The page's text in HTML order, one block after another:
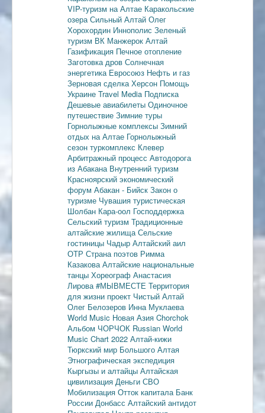
VIP-туризм на Алтае Каракольские
озера Сильный Алтай Олег
Хорохордин Иннополис Зеленый
туризм ВК Манжерок Алтай
Газификация Печное отопление
Заготовка дров Солнечная
энергетика Евросоюз Нефть и газ
Зерновая сделка Херсон Помощь
Украине Travel Media Подписка
Дешевые авиабилеты Одиночное
путешествие Зимние туры
Горнолыжные комплексы Зимний
отдых на Алтае Горнолыжный
сезон туркомплекс Клевер
Арбитражный процесс Автодорога
из Абакана Внутренний туризм
Красноярский экономический
форум Абакан - Бийск Закон о
туризме Чувашия туристическая
Шолбан Кара-оол Господдержка
Сельский туризм Традиционные
алтайские жилища Сельские
гостиницы Чадыр Алтайский аил
ОТР Страна поэтов Римма
Казакова Алтайские национальные
танцы Хореограф Анастасия
Лирова #МЫВМЕСТЕ Территория
для жизни проект Чистый Алтай
Олег Белозеров Инна Муклаева
World Music Новая Азия Chorchok
Альбом ЧОРЧОК Russian World
Music Chart 2022 Алтай-кижи
Тюркский мир Большого Алтая
Этнографическая экспедиция
Кыргызы и алтайцы Алтайская
цивилизация Деньги СВО
Мобилизация Отток капитала Банк
России Донбасс Алтайский антидот